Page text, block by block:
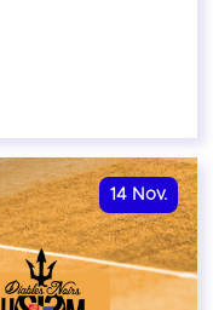
14 Nov.